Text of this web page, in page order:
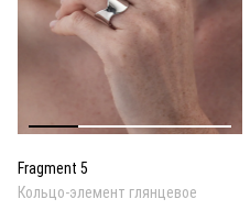
Fragment 5
Кольцо-элемент глянцевое